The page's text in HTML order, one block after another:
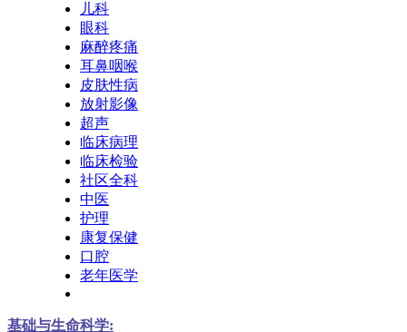
儿科
眼科
麻醉疼痛
耳鼻咽喉
皮肤性病
放射影像
超声
临床病理
临床检验
社区全科
中医
护理
康复保健
口腔
老年医学
基础与生命科学: